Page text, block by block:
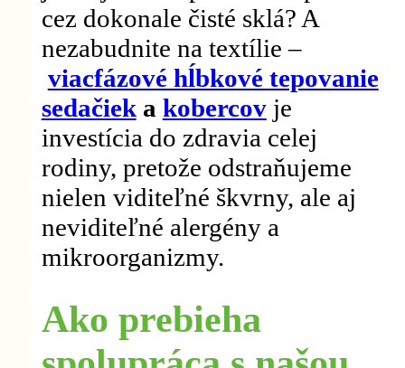
cez dokonale čisté sklá? A
nezabudnite na textílie –
viacfázové hĺbkové tepovanie
sedačieka kobercovje
investícia do zdravia celej
rodiny, pretože odstraňujeme
nielen viditeľné škvrny, ale aj
neviditeľné alergény a
mikroorganizmy.
Ako prebieha